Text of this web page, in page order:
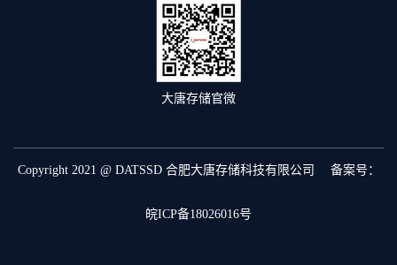
大唐存储官微
Copyright 2021 @ DATSSD 合肥大唐存储科技有限公司 备案号：
皖ICP备18026016号